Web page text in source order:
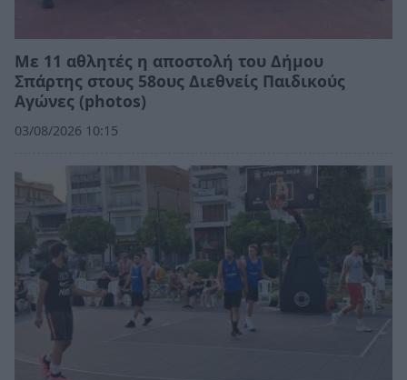
Με 11 αθλητές η αποστολή του Δήμου
Σπάρτης στους 58ους Διεθνείς Παιδικούς
Αγώνες (photos)
03/08/2026 10:15